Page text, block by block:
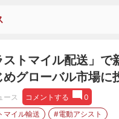
ストマイル配送」
めグローバル市場に
ース コメントする
0
マイル輸送 #電動アシスト